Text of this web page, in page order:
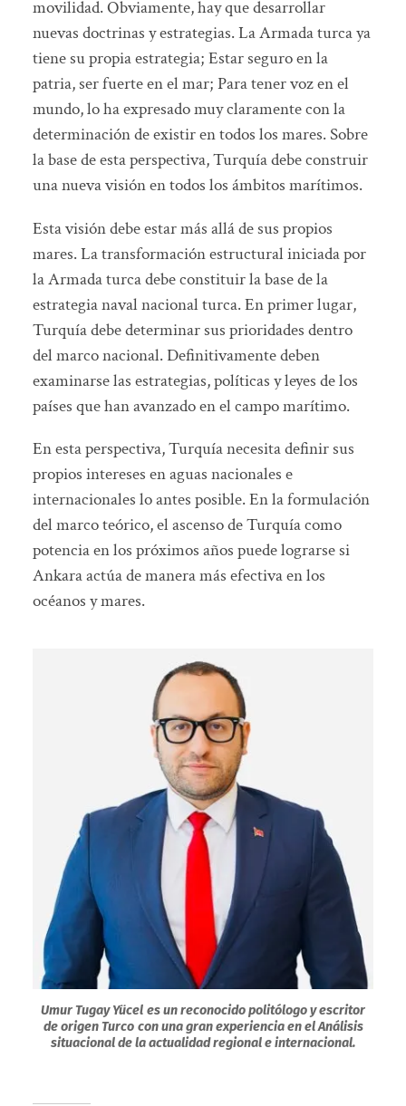
movilidad. Obviamente, hay que desarrollar
nuevas doctrinas y estrategias. La Armada turca ya
tiene su propia estrategia; Estar seguro en la
patria, ser fuerte en el mar; Para tener voz en el
mundo, lo ha expresado muy claramente con la
determinación de existir en todos los mares. Sobre
la base de esta perspectiva, Turquía debe construir
una nueva visión en todos los ámbitos marítimos.
Esta visión debe estar más allá de sus propios
mares. La transformación estructural iniciada por
la Armada turca debe constituir la base de la
estrategia naval nacional turca. En primer lugar,
Turquía debe determinar sus prioridades dentro
del marco nacional. Definitivamente deben
examinarse las estrategias, políticas y leyes de los
países que han avanzado en el campo marítimo.
En esta perspectiva, Turquía necesita definir sus
propios intereses en aguas nacionales e
internacionales lo antes posible. En la formulación
del marco teórico, el ascenso de Turquía como
potencia en los próximos años puede lograrse si
Ankara actúa de manera más efectiva en los
océanos y mares.
Umur Tugay Yücel es un reconocido politólogo y escritor
de origen Turco con una gran experiencia en el Análisis
situacional de la actualidad regional e internacional.